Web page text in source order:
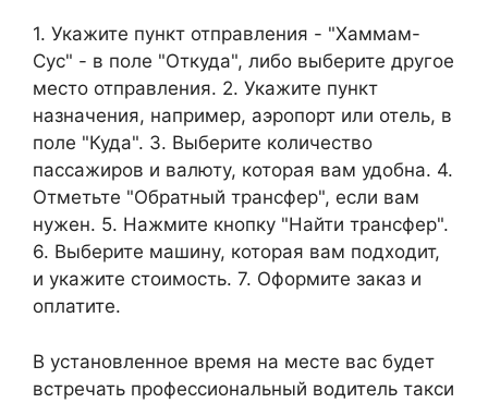
1. Укажите пункт отправления - "Хаммам-
Сус" - в поле "Откуда", либо выберите другое
место отправления. 2. Укажите пункт
назначения, например, аэропорт или отель, в
поле "Куда". 3. Выберите количество
пассажиров и валюту, которая вам удобна. 4.
Отметьте "Обратный трансфер", если вам
нужен. 5. Нажмите кнопку "Найти трансфер".
6. Выберите машину, которая вам подходит,
и укажите стоимость. 7. Оформите заказ и
оплатите.
В установленное время на месте вас будет
встречать профессиональный водитель такси